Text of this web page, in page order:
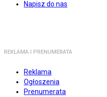
Napisz do nas
REKLAMA I PRENUMERATA
Reklama
Ogłoszenia
Prenumerata